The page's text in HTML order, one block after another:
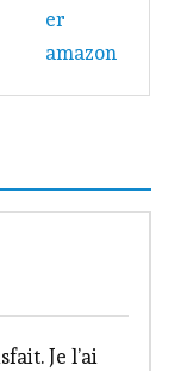
Je l’ai